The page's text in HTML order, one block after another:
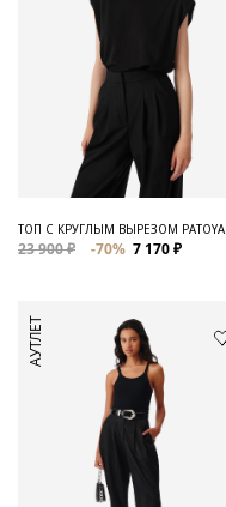
ТОП С КРУГЛЫМ ВЫРЕЗОМ PATOYA
23 900 ₽ -70% 7 170 ₽
АУТЛЕТ